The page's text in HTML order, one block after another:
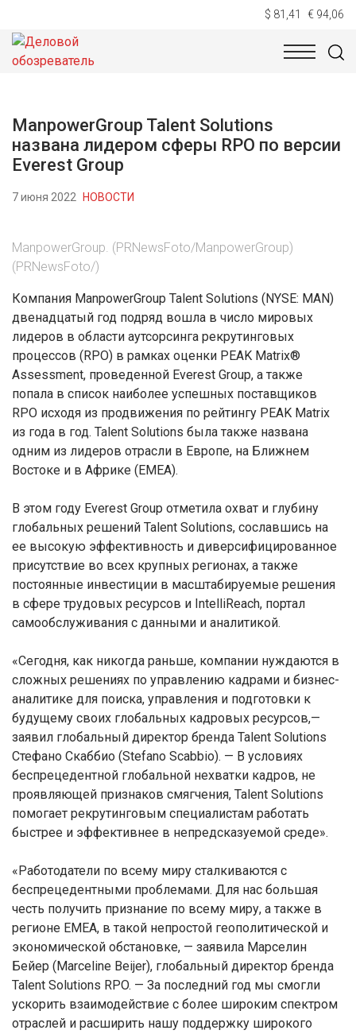
$ 81,41 € 94,06
НОВОСТИ
ManpowerGroup Talent Solutions
названа лидером сферы RPO по версии
Everest Group
7 июня 2022 НОВОСТИ
ManpowerGroup. (PRNewsFoto/ManpowerGroup)
(PRNewsFoto/)
Компания ManpowerGroup Talent Solutions (NYSE: MAN)
двенадцатый год подряд вошла в число мировых
лидеров в области аутсорсинга рекрутинговых
процессов (RPO) в рамках оценки PEAK Matrix®
Assessment, проведенной Everest Group, а также
попала в список наиболее успешных поставщиков
RPO исходя из продвижения по рейтингу PEAK Matrix
из года в год. Talent Solutions была также названа
одним из лидеров отрасли в Европе, на Ближнем
Востоке и в Африке (EMEA).
В этом году Everest Group отметила охват и глубину
глобальных решений Talent Solutions, сославшись на
ее высокую эффективность и диверсифицированное
присутствие во всех крупных регионах, а также
постоянные инвестиции в масштабируемые решения
в сфере трудовых ресурсов и IntelliReach, портал
самообслуживания с данными и аналитикой.
«Сегодня, как никогда раньше, компании нуждаются в
сложных решениях по управлению кадрами и бизнес-
аналитике для поиска, управления и подготовки к
будущему своих глобальных кадровых ресурсов,—
заявил глобальный директор бренда Talent Solutions
Стефано Скаббио (Stefano Scabbio). — В условиях
беспрецедентной глобальной нехватки кадров, не
проявляющей признаков смягчения, Talent Solutions
помогает рекрутинговым специалистам работать
быстрее и эффективнее в непредсказуемой среде».
«Работодатели по всему миру сталкиваются с
беспрецедентными проблемами. Для нас большая
честь получить признание по всему миру, а также в
регионе EMEA, в такой непростой геополитической и
экономической обстановке, — заявила Марселин
Бейер (Marceline Beijer), глобальный директор бренда
Talent Solutions RPO. — За последний год мы смогли
ускорить взаимодействие с более широким спектром
отраслей и расширить нашу поддержку широкого